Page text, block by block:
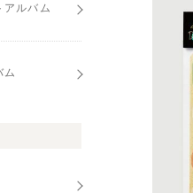
アルバム
ム